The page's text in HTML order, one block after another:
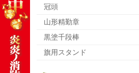
冠頭
山形精勤章
黒塗千段棒
旗用スタンド